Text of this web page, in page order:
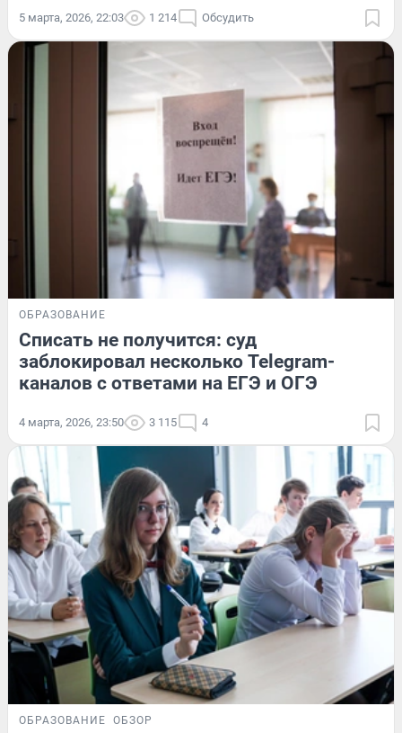
5 марта, 2026, 22:03 1 214 Обсудить
ОБРАЗОВАНИЕ
Списать не получится: суд
заблокировал несколько Telegram-
каналов с ответами на ЕГЭ и ОГЭ
4 марта, 2026, 23:50 3 115 4
ОБРАЗОВАНИЕ ОБЗОР